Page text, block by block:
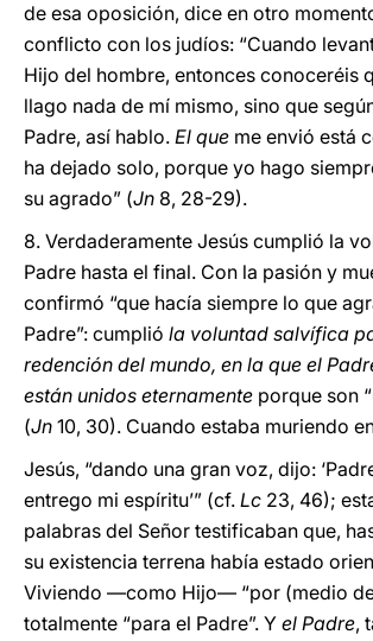
de esa oposición, dice en otro
conflicto con los judíos: “Cuando
Hijo del hombre, entonces conoceréis
llago nada de mí mismo, sino que
Padre, así hablo. El que me envió está
ha dejado solo, porque yo hago
su agrado” (Jn 8, 28-29).
8. Verdaderamente Jesús cumplió la
Padre hasta el final. Con la pasión y
confirmó “que hacía siempre lo que
Padre”: cumplió la voluntad salvífica
redención del mundo, en la que el
están unidos eternamente porque son
(Jn 10, 30). Cuando estaba muriendo
Jesús, “dando una gran voz, dijo:
entrego mi espíritu’” (cf. Lc 23, 46);
palabras del Señor testificaban que,
su existencia terrena había estado
Viviendo —como Hijo— “por (medio
totalmente “para el Padre”. Y el Padre,